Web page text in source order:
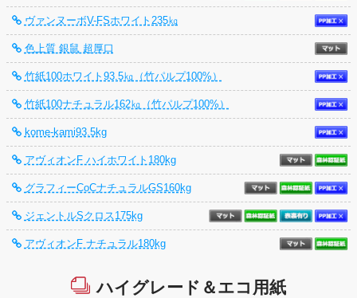
ヴァンヌーボV-FSホワイト235㎏
色上質 銀鼠 超厚口
竹紙100ホワイト93.5㎏（竹パルプ100%）
竹紙100ナチュラル162㎏（竹パルプ100%）
kome-kami93.5kg
アヴィオンF ハイホワイト180kg
グラフィーCoCナチュラルGS160kg
ジェントルSクロス175kg
アヴィオンF ナチュラル180kg
ハイグレード＆エコ用紙